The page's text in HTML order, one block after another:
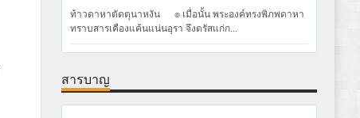
ท้าวดาหาตัดตุนาหงัน ๏ เมื่อนั้น พระองค์ทรงพิภพดาหา
ทราบสารเคืองแค้นแน่นอุรา จึงตรัสแก่ก...
สารบาญ